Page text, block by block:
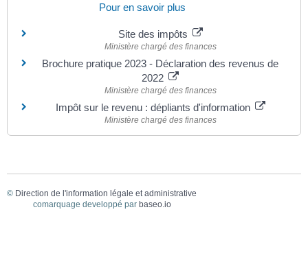
Pour en savoir plus
Site des impôts
Ministère chargé des finances
Brochure pratique 2023 - Déclaration des revenus de
2022
Ministère chargé des finances
Impôt sur le revenu : dépliants d'information
Ministère chargé des finances
© Direction de l'information légale et administrative
comarquage developpé par baseo.io